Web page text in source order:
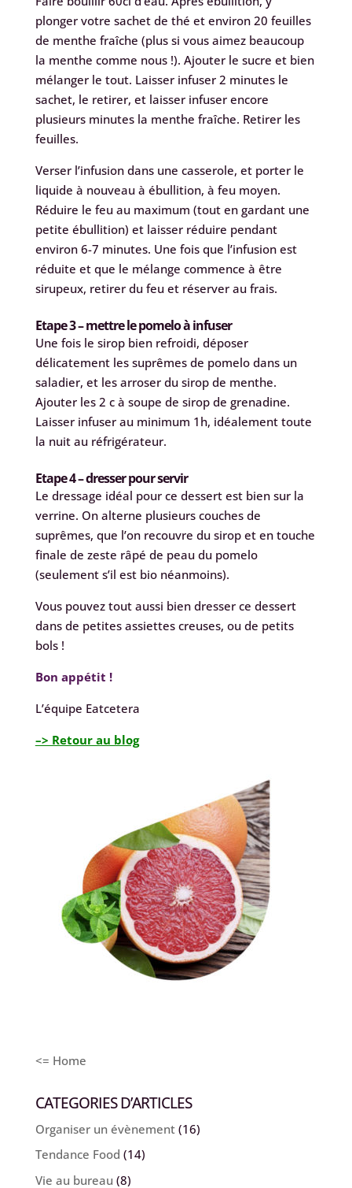
plonger votre sachet de thé et environ 20 feuilles
de menthe fraîche (plus si vous aimez beaucoup
la menthe comme nous !). Ajouter le sucre et bien
mélanger le tout. Laisser infuser 2 minutes le
sachet, le retirer, et laisser infuser encore
plusieurs minutes la menthe fraîche. Retirer les
feuilles.
Verser l’infusion dans une casserole, et porter le
liquide à nouveau à ébullition, à feu moyen.
Réduire le feu au maximum (tout en gardant une
petite ébullition) et laisser réduire pendant
environ 6-7 minutes. Une fois que l’infusion est
réduite et que le mélange commence à être
sirupeux, retirer du feu et réserver au frais.
Etape 3 – mettre le pomelo à infuser
Une fois le sirop bien refroidi, déposer
délicatement les suprêmes de pomelo dans un
saladier, et les arroser du sirop de menthe.
Ajouter les 2 c à soupe de sirop de grenadine.
Laisser infuser au minimum 1h, idéalement toute
la nuit au réfrigérateur.
Etape 4 – dresser pour servir
Le dressage idéal pour ce dessert est bien sur la
verrine. On alterne plusieurs couches de
suprêmes, que l’on recouvre du sirop et en touche
finale de zeste râpé de peau du pomelo
(seulement s’il est bio néanmoins).
Vous pouvez tout aussi bien dresser ce dessert
dans de petites assiettes creuses, ou de petits
bols !
Bon appétit !
L’équipe Eatcetera
–> Retour au blog
<= Home
CATEGORIES D’ARTICLES
Organiser un évènement(16)
Tendance Food (14)
Vie au bureau (8)